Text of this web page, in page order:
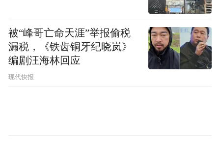
振兴起来。这需要有质量的配音，以及财力
演讲的最后还为大家朗诵了《岳阳楼记》的
选段，声音浑厚，耐人寻味。
被“峰哥亡命天涯”举报偷税
漏税，《铁齿铜牙纪晓岚》
编剧汪海林回应
现代快报